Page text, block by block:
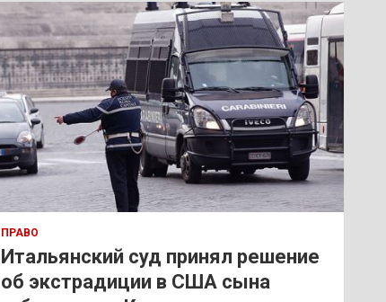
к
ПРАВО
Итальянский суд принял решение
об экстрадиции в США сына